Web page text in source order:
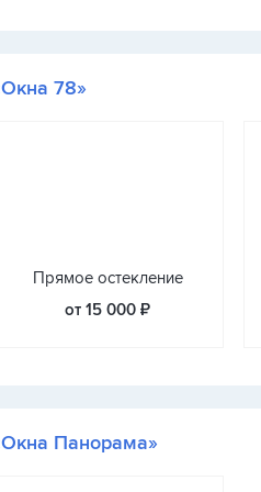
78»
Прямое остекление
от 15 000 ₽
Панорама»